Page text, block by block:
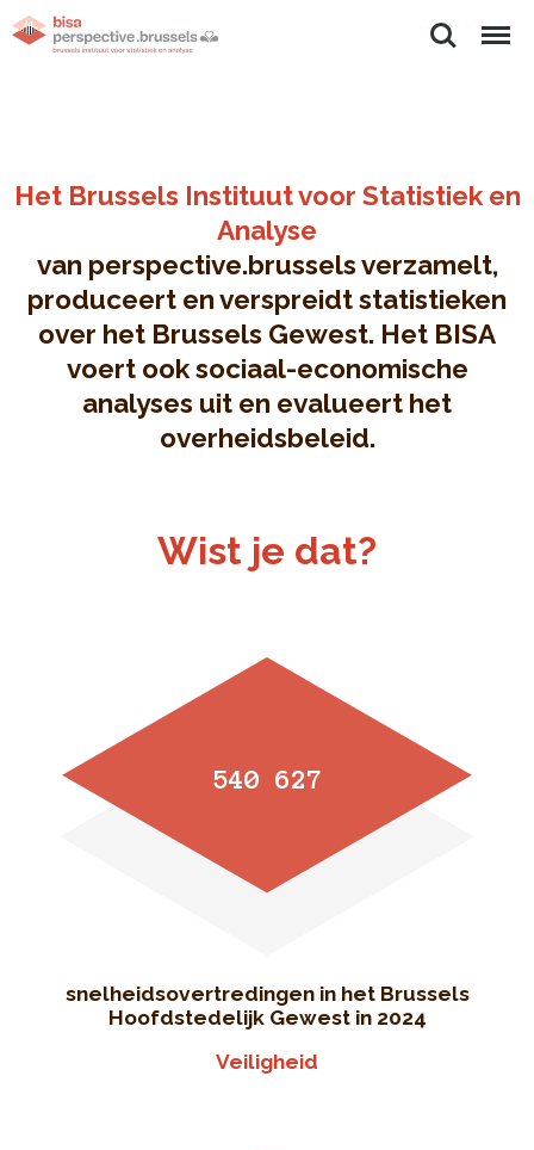
ZoekenMenu
Het Brussels Instituut voor Statistiek en
Analyse
van perspective.brussels verzamelt,
produceert en verspreidt statistieken
over het Brussels Gewest. Het BISA
voert ook sociaal-economische
analyses uit en evalueert het
overheidsbeleid.
Wist je dat?
540 627
snelheidsovertredingen in het Brussels
Hoofdstedelijk Gewest in 2024
Veiligheid